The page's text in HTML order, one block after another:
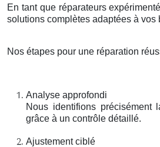
En tant que réparateurs
solutions complètes adaptées à vos
Nos étapes pour une réparation
Analyse approfondi
Nous identifions précisément
grâce à un contrôle détaillé.
Ajustement ciblé